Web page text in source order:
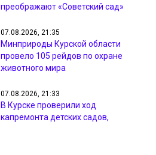
преображают «Советский сад»
07.08.2026, 21:35
Минприроды Курской области
провело 105 рейдов по охране
животного мира
07.08.2026, 21:33
В Курске проверили ход
капремонта детских садов,